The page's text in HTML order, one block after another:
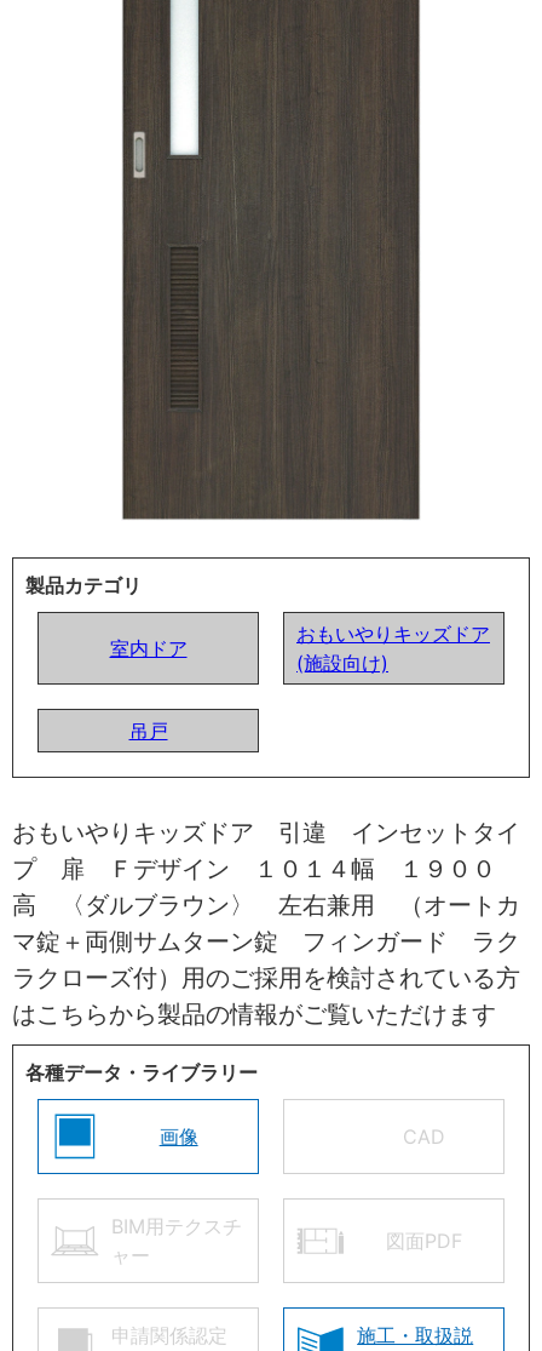
製品カテゴリ
室内ドア
おもいやりキッズドア
(施設向け)
吊戸
おもいやりキッズドア 引違 インセットタイ
プ 扉 Ｆデザイン １０１４幅 １９００
高 〈ダルブラウン〉 左右兼用 （オートカ
マ錠＋両側サムターン錠 フィンガード ラク
ラクローズ付）用のご採用を検討されている方
はこちらから製品の情報がご覧いただけます
各種データ・ライブラリー
画像 CAD
BIM用テクスチ
ャー
図面PDF
申請関係認定
施工・取扱説